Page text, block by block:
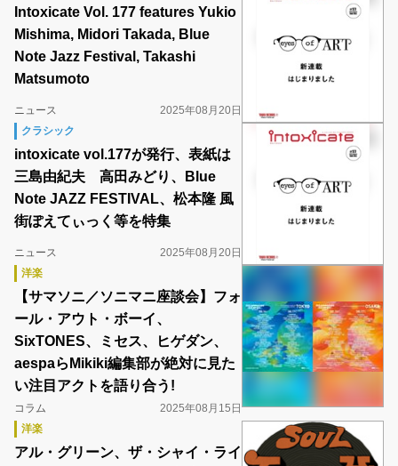
Intoxicate Vol. 177 features Yukio
Mishima, Midori Takada, Blue
Note Jazz Festival, Takashi
Matsumoto
ニュース
2025年08月20日
クラシック
intoxicate vol.177が発行、表紙は
三島由紀夫 高田みどり、Blue
Note JAZZ FESTIVAL、松本隆 風
街ぽえてぃっく等を特集
ニュース
2025年08月20日
洋楽
【サマソニ／ソニマニ座談会】フォ
ール・アウト・ボーイ、
SixTONES、ミセス、ヒゲダン、
aespaらMikiki編集部が絶対に見た
い注目アクトを語り合う!
コラム
2025年08月15日
洋楽
アル・グリーン、ザ・シャイ・ライ